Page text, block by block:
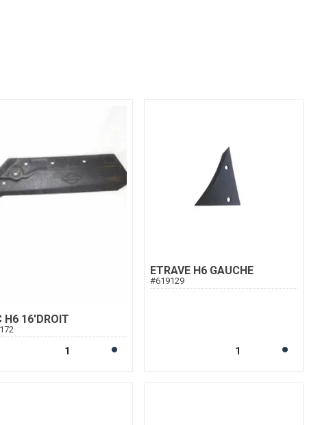
H6 16'DROIT
ETRAVE H6 GAUCHE
#619129